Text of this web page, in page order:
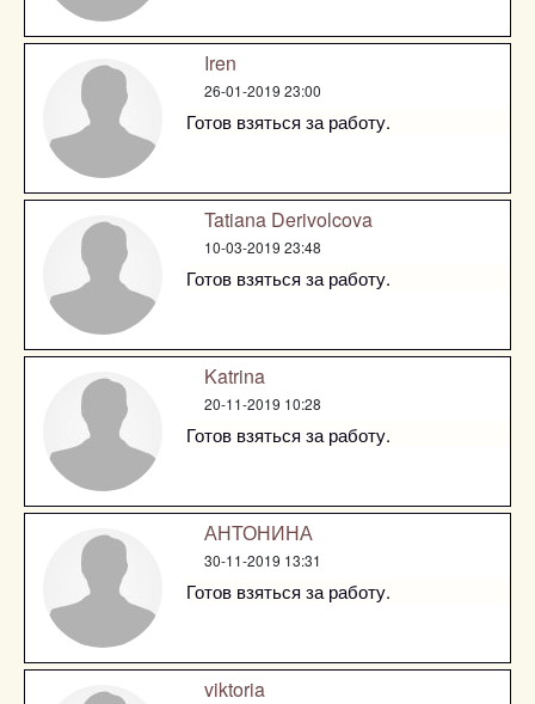
Iren
26-01-2019 23:00
Готов взяться за работу.
Tatiana Derivolcova
10-03-2019 23:48
Готов взяться за работу.
Katrina
20-11-2019 10:28
Готов взяться за работу.
АНТОНИНА
30-11-2019 13:31
Готов взяться за работу.
viktoria